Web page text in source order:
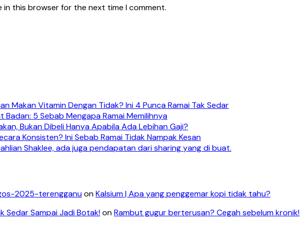
in this browser for the next time I comment.
Makan Vitamin Dengan Tidak? Ini 4 Punca Ramai Tak Sedar
Badan: 5 Sebab Mengapa Ramai Memilihnya
Bukan Dibeli Hanya Apabila Ada Lebihan Gaji?
Konsisten? Ini Sebab Ramai Tidak Nampak Kesan
Shaklee, ada juga pendapatan dari sharing yang di buat.
2025-terengganuonKalsium | Apa yang penggemar kopi tidak tahu?
Sedar Sampai Jadi Botak!onRambut gugur berterusan? Cegah sebelum kronik!